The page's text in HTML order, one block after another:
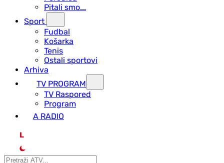
Pitali smo...
Sport
Fudbal
Košarka
Tenis
Ostali sportovi
Arhiva
TV PROGRAM
ТV Raspored
Program
A RADIO
L